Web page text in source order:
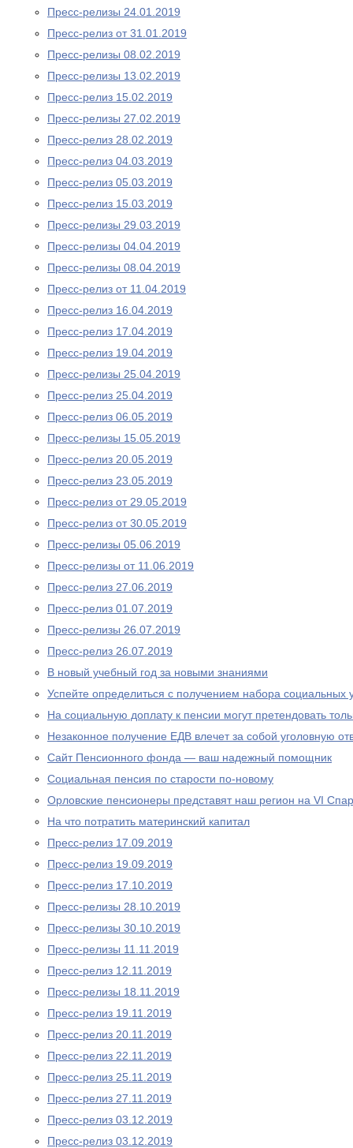
Пресс-релизы 24.01.2019
Пресс-релиз от 31.01.2019
Пресс-релизы 08.02.2019
Пресс-релизы 13.02.2019
Пресс-релиз 15.02.2019
Пресс-релизы 27.02.2019
Пресс-релиз 28.02.2019
Пресс-релиз 04.03.2019
Пресс-релиз 05.03.2019
Пресс-релиз 15.03.2019
Пресс-релизы 29.03.2019
Пресс-релизы 04.04.2019
Пресс-релизы 08.04.2019
Пресс-релиз от 11.04.2019
Пресс-релиз 16.04.2019
Пресс-релиз 17.04.2019
Пресс-релиз 19.04.2019
Пресс-релизы 25.04.2019
Пресс-релиз 25.04.2019
Пресс-релиз 06.05.2019
Пресс-релизы 15.05.2019
Пресс-релиз 20.05.2019
Пресс-релиз 23.05.2019
Пресс-релиз от 29.05.2019
Пресс-релиз от 30.05.2019
Пресс-релизы 05.06.2019
Пресс-релизы от 11.06.2019
Пресс-релиз 27.06.2019
Пресс-релиз 01.07.2019
Пресс-релизы 26.07.2019
Пресс-релиз 26.07.2019
В новый учебный год за новыми знаниями
Успейте определиться с получением набора социальных
На социальную доплату к пенсии могут претендовать
Незаконное получение ЕДВ влечет за собой уголовную
Сайт Пенсионного фонда — ваш надежный помощник
Социальная пенсия по старости по-новому
Орловские пенсионеры представят наш регион на VI
На что потратить материнский капитал
Пресс-релиз 17.09.2019
Пресс-релиз 19.09.2019
Пресс-релиз 17.10.2019
Пресс-релизы 28.10.2019
Пресс-релизы 30.10.2019
Пресс-релизы 11.11.2019
Пресс-релиз 12.11.2019
Пресс-релизы 18.11.2019
Пресс-релиз 19.11.2019
Пресс-релиз 20.11.2019
Пресс-релиз 22.11.2019
Пресс-релиз 25.11.2019
Пресс-релиз 27.11.2019
Пресс-релиз 03.12.2019
Пресс-релиз 03.12.2019